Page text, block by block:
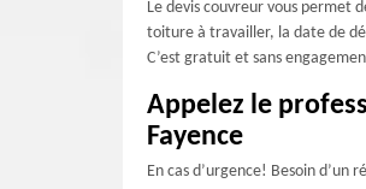
Le devis couvreur vous permet
toiture à travailler, la date de
C’est gratuit et sans
Appelez le
Fayence
En cas d’urgence! Besoin